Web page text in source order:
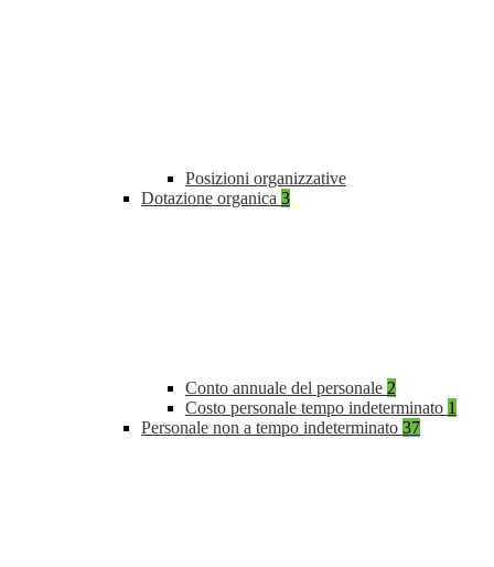
Posizioni organizzative
Dotazione organica 3
Conto annuale del personale 2
Costo personale tempo indeterminato 1
Personale non a tempo indeterminato 37